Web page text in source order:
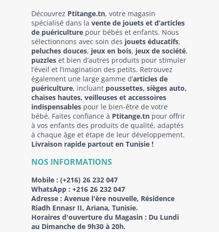
Découvrez Ptitange.tn, votre magasin
spécialisé dans la vente de jouets et d’articles
de puériculture pour bébés et enfants. Nous
sélectionnons avec soin des jouets éducatifs,
peluches douces, jeux en bois, jeux de société,
puzzles et bien d’autres produits pour stimuler
l’éveil et l’imagination des petits. Retrouvez
également une large gamme d’articles de
puériculture, incluant poussettes, sièges auto,
chaises hautes, veilleuses et accessoires
indispensables pour le bien-être de votre
bébé. Faites confiance à Ptitange.tn pour offrir
à vos enfants des produits de qualité, adaptés
à chaque âge et étape de leur développement.
Livraison rapide partout en Tunisie !
NOS INFORMATIONS
Mobile : (+216) 26 232 047
WhatsApp : +216 26 232 047
Adresse : Avenue l'ère nouvelle, Résidence
Riadh Ennasr II, Ariana, Tunisie.
Horaires d'ouverture du Magasin : Du Lundi
au Dimanche de 9h30 à 20h.